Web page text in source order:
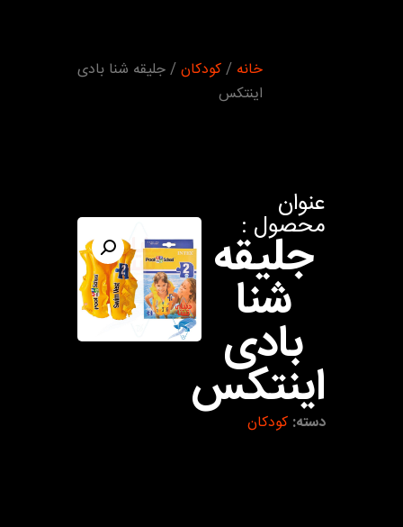
خانه /کودکان/ جلیقه شنا بادی
اینتکس
عنوان
محصول :
جلیقه
شنا
بادی
اینتکس
دسته: کودکان